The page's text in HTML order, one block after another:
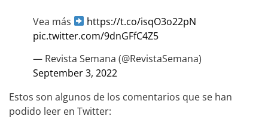
Vea más
https://t.co/isqO3o22pN
pic.twitter.com/9dnGFfC4Z5
— Revista Semana (@RevistaSemana)
September 3, 2022
Estos son algunos de los comentarios que se han
podido leer en Twitter: